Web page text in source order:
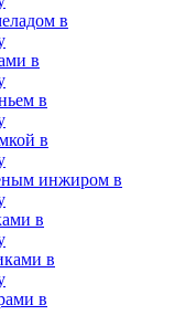
в
в
в
в
инжиром в
в
в
в